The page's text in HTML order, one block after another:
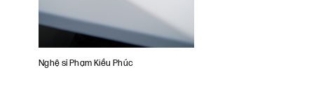
Nghệ sĩ Phạm Kiều Phúc